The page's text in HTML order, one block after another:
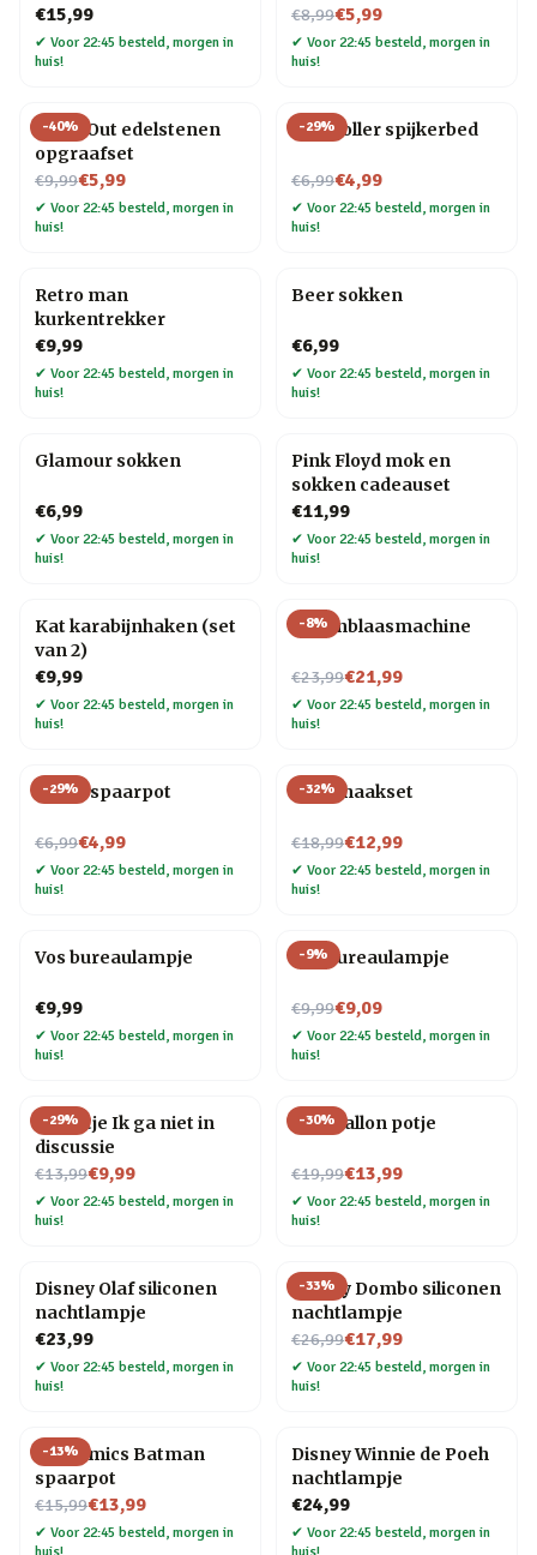
€15,99
✔ Voor 22:45 besteld, morgen in
huis!
€8,99
Nu voor€5,99
✔ Voor 22:45 besteld, morgen in
huis!
-40%
Dig It Out edelstenen
opgraafset
€9,99
Nu voor€5,99
✔ Voor 22:45 besteld, morgen in
huis!
-29%
Controller spijkerbed
€6,99
Nu voor€4,99
✔ Voor 22:45 besteld, morgen in
huis!
Retro man
kurkentrekker
€9,99
✔ Voor 22:45 besteld, morgen in
huis!
Beer sokken
€6,99
✔ Voor 22:45 besteld, morgen in
huis!
Glamour sokken
€6,99
✔ Voor 22:45 besteld, morgen in
huis!
Pink Floyd mok en
sokken cadeauset
€11,99
✔ Voor 22:45 besteld, morgen in
huis!
Kat karabijnhaken (set
van 2)
€9,99
✔ Voor 22:45 besteld, morgen in
huis!
-8%
Bellenblaasmachine
€23,99
Nu voor€21,99
✔ Voor 22:45 besteld, morgen in
huis!
-29%
Raket spaarpot
€6,99
Nu voor€4,99
✔ Voor 22:45 besteld, morgen in
huis!
-32%
Hond haakset
€18,99
Nu voor€12,99
✔ Voor 22:45 besteld, morgen in
huis!
Vos bureaulampje
€9,99
✔ Voor 22:45 besteld, morgen in
huis!
-9%
Kat bureaulampje
€9,99
Nu voor€9,09
✔ Voor 22:45 besteld, morgen in
huis!
-29%
Tegeltje Ik ga niet in
discussie
€13,99
Nu voor€9,99
✔ Voor 22:45 besteld, morgen in
huis!
-30%
Blije ballon potje
€19,99
Nu voor€13,99
✔ Voor 22:45 besteld, morgen in
huis!
Disney Olaf siliconen
nachtlampje
€23,99
✔ Voor 22:45 besteld, morgen in
huis!
-33%
Disney Dombo siliconen
nachtlampje
€26,99
Nu voor€17,99
✔ Voor 22:45 besteld, morgen in
huis!
-13%
DC Comics Batman
spaarpot
€15,99
Nu voor€13,99
✔ Voor 22:45 besteld, morgen in
Disney Winnie de Poeh
nachtlampje
€24,99
✔ Voor 22:45 besteld, morgen in